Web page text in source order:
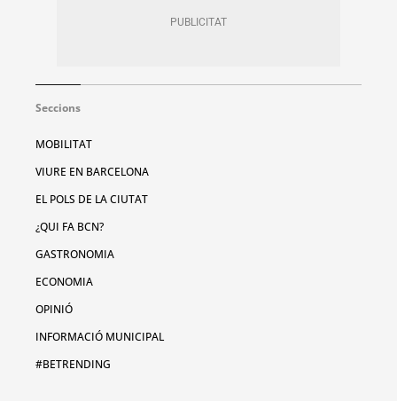
Seccions
MOBILITAT
VIURE EN BARCELONA
EL POLS DE LA CIUTAT
¿QUI FA BCN?
GASTRONOMIA
ECONOMIA
OPINIÓ
INFORMACIÓ MUNICIPAL
#BETRENDING